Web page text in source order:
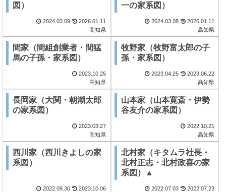
図）
2024.03.09
2026.01.11
高知県
一の家系図）
2024.03.08
2026.01.11
高知県
間家（間組創業者・間猛
馬の子孫・家系図）
2023.10.25
高知県
牧野家（牧野富太郎の子
孫・家系図）
2023.04.25
2023.06.22
高知県
長岡家（大関・朝潮太郎
の家系図）
2023.03.27
高知県
山本家（山本寛斎・伊勢
谷友介の家系図）
2022.10.21
高知県
西川家（西川きよしの家
系図）
2022.09.30
2023.10.06
北村家（キタムラ社長・
北村正志・北村政喜の家
系図）▲
2022.07.03
2022.07.23